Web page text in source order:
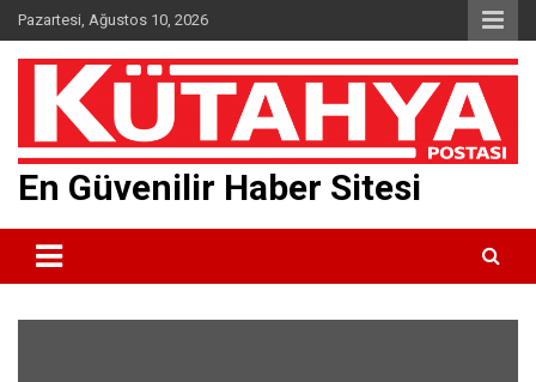
Skip
to
content
Pazartesi, Ağustos 10, 2026
En Güvenilir Haber Sitesi